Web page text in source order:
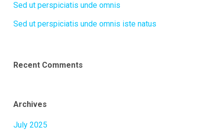
Sed ut perspiciatis unde omnis
Sed ut perspiciatis unde omnis iste natus
Recent Comments
Archives
July 2025